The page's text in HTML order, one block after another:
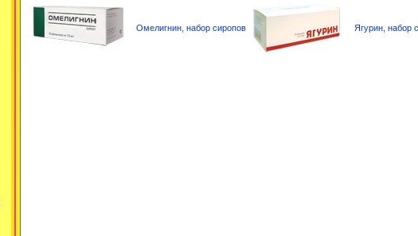
Омелигнин, набор сиропов Ягурин, набор